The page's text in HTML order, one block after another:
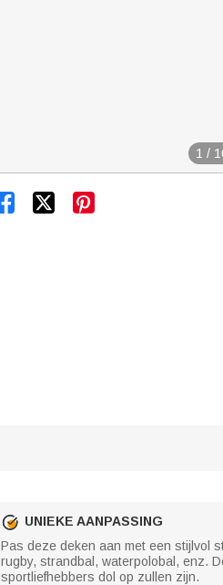
1 /
 
UNIEKE AANPASSING
Pas deze deken aan met een stijlvol
rugby, strandbal, waterpolobal, enz.
sportliefhebbers dol op zullen zijn.